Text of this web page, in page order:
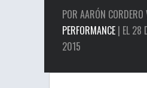
POR AARÓN CORDERO
PERFORMANCE | EL 28
2015